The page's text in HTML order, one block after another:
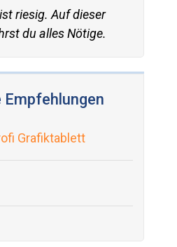
riesig. Auf dieser
du alles Nötige.
Empfehlungen